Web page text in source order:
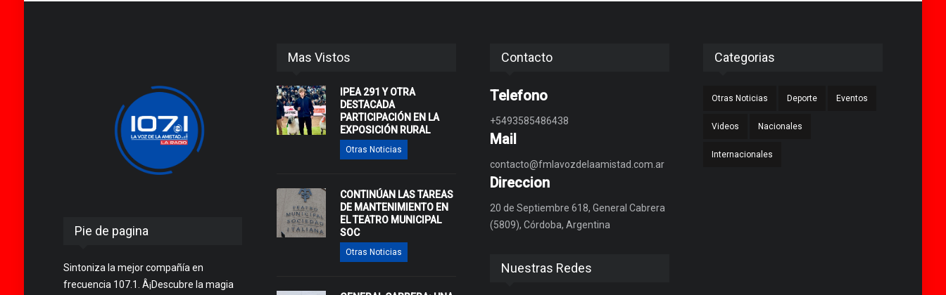
Pie de pagina
Sintoniza la mejor compañía en
frecuencia 107.1. Â¡Descubre la magia
Mas Vistos
IPEA 291 Y OTRA
DESTACADA
PARTICIPACIÓN EN LA
EXPOSICIÓN RURAL
Otras Noticias
CONTINÚAN LAS TAREAS
DE MANTENIMIENTO EN
EL TEATRO MUNICIPAL
SOC
Otras Noticias
Contacto
Telefono
+5493585486438
Mail
contacto@fmlavozdelaamistad.com.ar
Direccion
20 de Septiembre 618, General Cabrera
(5809), Córdoba, Argentina
Nuestras Redes
Categorias
Otras Noticias Deporte Eventos
Videos Nacionales
Internacionales